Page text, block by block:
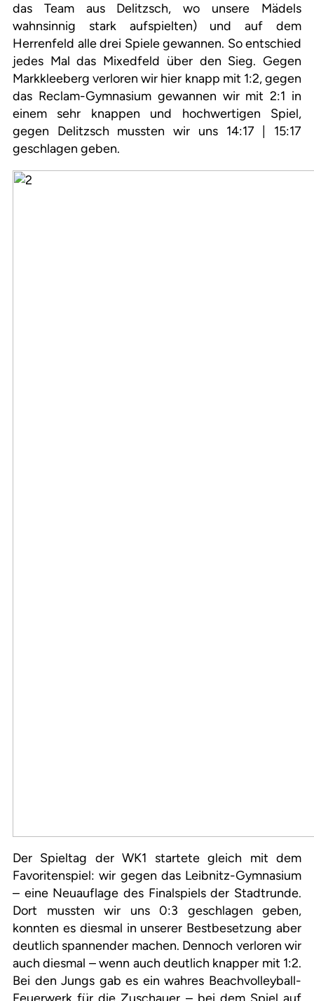
das Team aus Delitzsch, wo unsere Mädels
wahnsinnig stark aufspielten) und auf dem
Herrenfeld alle drei Spiele gewannen. So entschied
jedes Mal das Mixedfeld über den Sieg. Gegen
Markkleeberg verloren wir hier knapp mit 1:2, gegen
das Reclam-Gymnasium gewannen wir mit 2:1 in
einem sehr knappen und hochwertigen Spiel,
gegen Delitzsch mussten wir uns 14:17 | 15:17
geschlagen geben.
Der Spieltag der WK1 startete gleich mit dem
Favoritenspiel: wir gegen das Leibnitz-Gymnasium
– eine Neuauflage des Finalspiels der Stadtrunde.
Dort mussten wir uns 0:3 geschlagen geben,
konnten es diesmal in unserer Bestbesetzung aber
deutlich spannender machen. Dennoch verloren wir
auch diesmal – wenn auch deutlich knapper mit 1:2.
Bei den Jungs gab es ein wahres Beachvolleyball-